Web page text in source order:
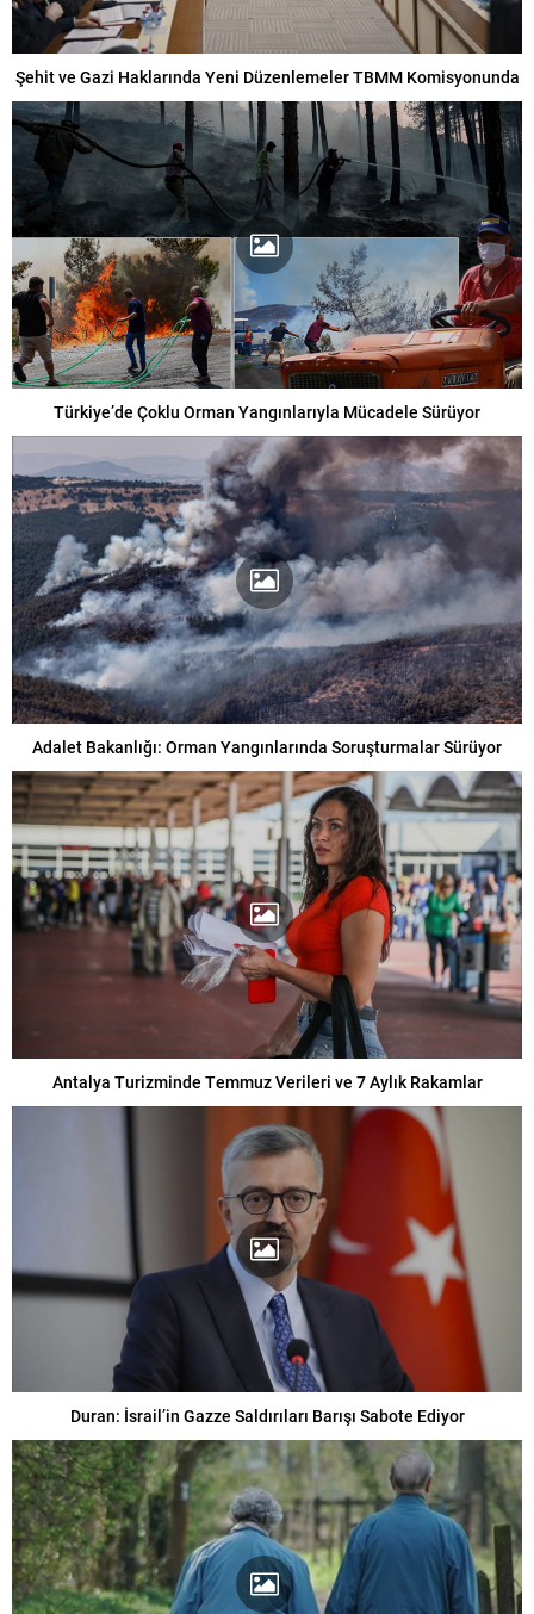
Şehit ve Gazi Haklarında Yeni Düzenlemeler TBMM Komisyonunda
Türkiye’de Çoklu Orman Yangınlarıyla Mücadele Sürüyor
Adalet Bakanlığı: Orman Yangınlarında Soruşturmalar Sürüyor
Antalya Turizminde Temmuz Verileri ve 7 Aylık Rakamlar
Duran: İsrail’in Gazze Saldırıları Barışı Sabote Ediyor